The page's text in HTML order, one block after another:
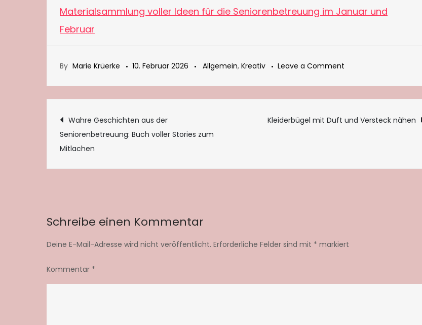
Materialsammlung voller Ideen für die Seniorenbetreuung im Januar und
Februar
By Marie Krüerke 10. Februar 2026 Allgemein, Kreativ Leave a Comment
Die
Beitragsnavigation
Wahre Geschichten aus der
Seniorenbetreuung: Buch voller Stories zum
Mitlachen
Kleiderbügel mit Duft und Versteck nähen
Schreibe einen Kommentar
Deine E-Mail-Adresse wird nicht veröffentlicht. Erforderliche Felder sind mit * markiert
Kommentar *